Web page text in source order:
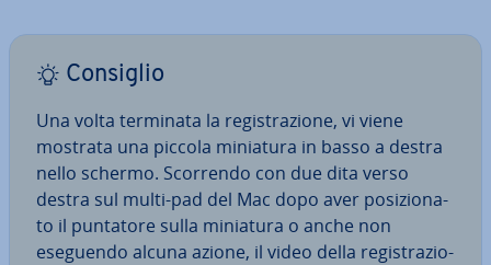
Consiglio
Una volta terminata la re­gi­stra­zio­ne, vi viene
mostrata una piccola miniatura in basso a destra
nello schermo. Scorrendo con due dita verso
destra sul multi-pad del Mac dopo aver po­si­zio­na­
to il puntatore sulla miniatura o anche non
eseguendo alcuna azione, il video della re­gi­stra­zio­